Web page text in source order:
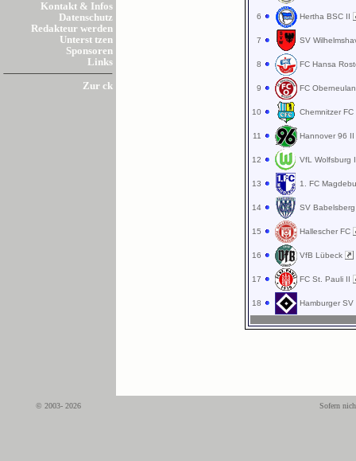
Kontakt & Infos
Datenschutz
Redakteur werden
Unterst tzen
Sponsoren
Links
Zur ck
6 Hertha BSC II
7 SV
8 FC Hansa
9 FC
10 Chemnitzer FC
11 Hannover 96
12 VfL Wolfsburg
13 1. FC
14 SV
15 Hallescher FC
16 VfB Lübeck
17 FC St. Pauli II
18 Hamburger
© 2003- 2026 Sofern